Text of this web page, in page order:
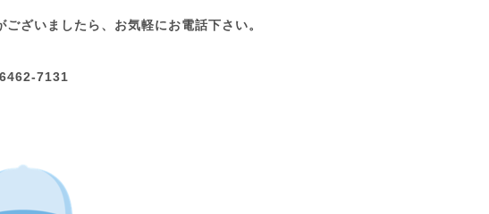
ざいましたら、お気軽にお電話下さい。
7131